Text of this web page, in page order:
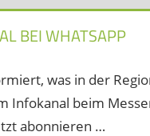
BEI WHATSAPP
was in der
Infokanal beim
abonnieren …